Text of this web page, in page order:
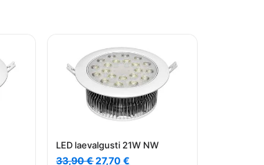
LED laevalgusti 21W NW
33,90€Algne
27,70€